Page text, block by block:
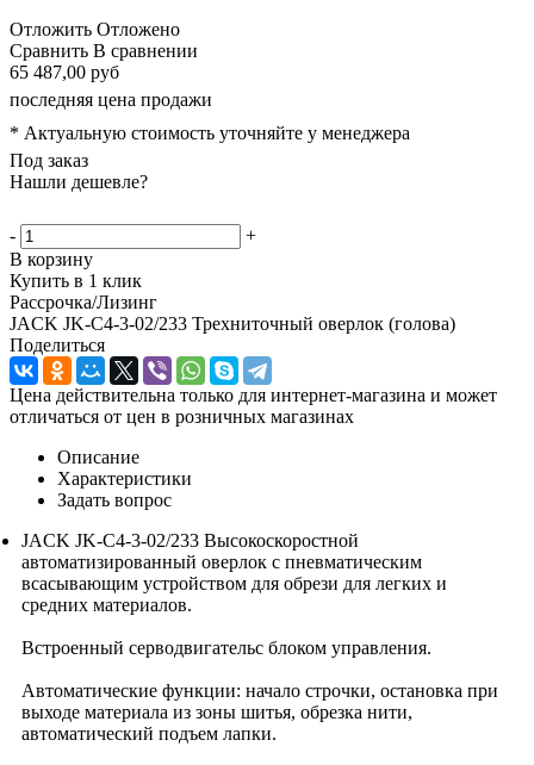
Отложить Отложено
Сравнить В сравнении
65 487,00 руб
последняя цена продажи
* Актуальную стоимость уточняйте у менеджера
Под заказ
Нашли дешевле?
-
+
В корзину
Купить в 1 клик
Рассрочка/Лизинг
JACK JK-C4-3-02/233 Трехниточный оверлок (голова)
Поделиться
Цена действительна только для интернет-магазина и может
отличаться от цен в розничных магазинах
Описание
Характеристики
Задать вопрос
JACK JK-C4-3-02/233 Высокоскоростной
автоматизированный оверлок с пневматическим
всасывающим устройством для обрези для легких и
средних материалов.
Встроенный серводвигательс блоком управления.
Автоматические функции: начало строчки, остановка при
выходе материала из зоны шитья, обрезка нити,
автоматический подъем лапки.